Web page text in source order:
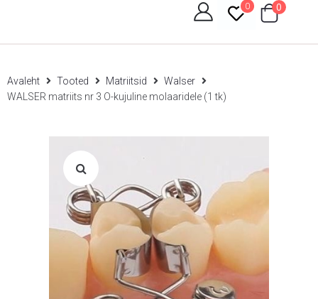
0 0
Avaleht Tooted Matriitsid
Walser
WALSER matriits nr 3 O-kujuline molaaridele (1 tk)